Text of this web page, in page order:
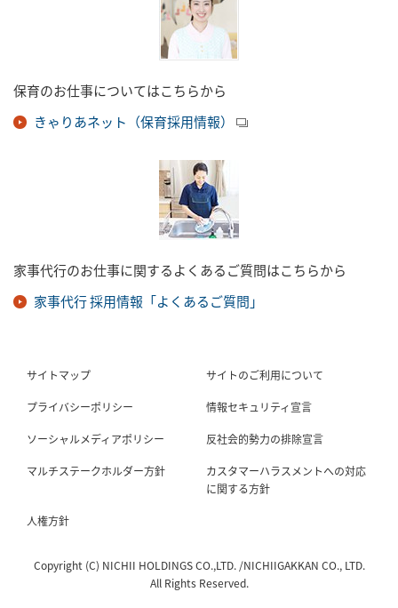
保育のお仕事についてはこちらから
きゃりあネット（保育採用情報）
家事代行のお仕事に関するよくあるご質問はこちらから
家事代行 採用情報「よくあるご質問」
サイトマップ
サイトのご利用について
プライバシーポリシー
情報セキュリティ宣言
ソーシャルメディアポリシー
反社会的勢力の排除宣言
マルチステークホルダー方針
カスタマーハラスメントへの対応
に関する方針
人権方針
Copyright (C) NICHII HOLDINGS CO.,LTD. /NICHIIGAKKAN CO., LTD.
All Rights Reserved.